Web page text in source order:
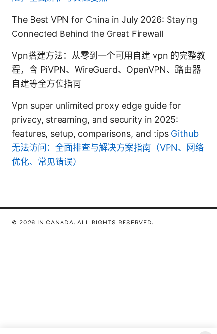
The Best VPN for China in July 2026: Staying
Connected Behind the Great Firewall
Vpn搭建方法：从零到一个可用自建 vpn 的完整教
程，含 PiVPN、WireGuard、OpenVPN、路由器
自建等全方位指南
Vpn super unlimited proxy edge guide for
privacy, streaming, and security in 2025:
features, setup, comparisons, and tips Github
无法访问：全面排查与解决方案指南（VPN、网络
优化、常见错误）
© 2026 IN CANADA. ALL RIGHTS RESERVED.